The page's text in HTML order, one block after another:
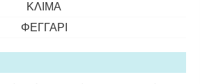
ΚΛΊΜΑ
ΦΕΓΓΆΡΙ